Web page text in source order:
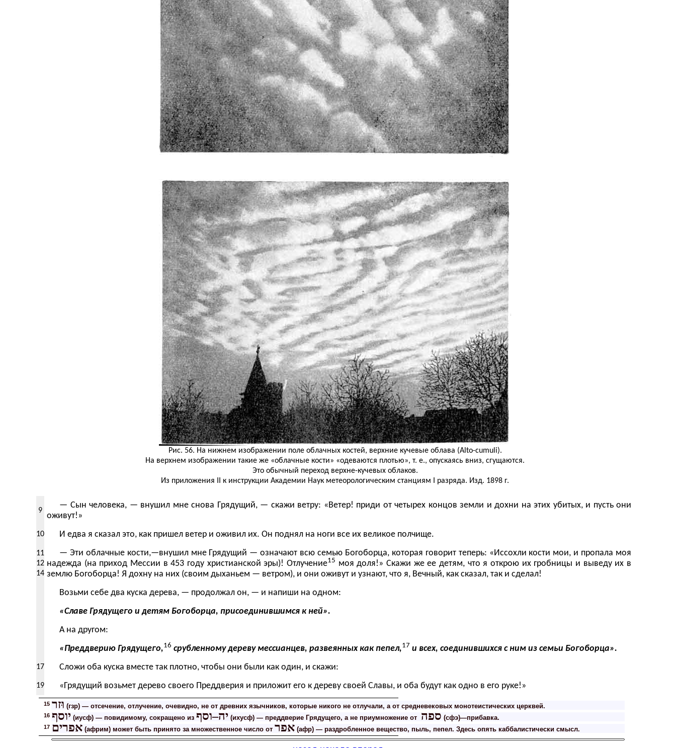
Рис. 56. На нижнем изображении поле облачных костей, верхние кучевые облава (Alto-cumuli).
На верхнем изображении такие же «облачные кости» «одеваются плотью», т. е., опускаясь вниз, сгущаются.
Это обычный переход верхне-кучевых облаков.
Из приложения II к инструкции Академии Наук метеорологическим станциям I разряда. Изд. 1898 г.
9
— Сын человека, — внушил мне снова Грядущий, — скажи ветру: «Ветер! приди от четырех концов земли и дохни на этих убитых, и пусть они
оживут!»
10 И едва я сказал это, как пришел ветер и оживил их. Он поднял на ноги все их великое полчище.
11
12
14
— Эти облачныекости,—внушил мне Грядущий — означают всю семью Богоборца, которая говорит теперь: «Иссохли кости мои, и пропала моя
надежда (на приход Мессии в 453 году христианской эры)! Отлучение15 моя доля!» Скажи же ее детям, что я открою их гробницы и выведу их в
землю Богоборца! Я дохну на них (своим дыханьем — ветром), и они оживут и узнают, что я, Вечный, как сказал, так и сделал!
Возьми себе два куска дерева, — продолжал он, — и напиши на одном:
«Славе Грядущего и детям Богоборца, присоединившимся к ней».
А на другом:
«Преддверию Грядущего,16 срубленному дереву мессианцев, развеянных как пепел,17 и всех, соединившихся с ним из семьи Богоборца».
17 Сложи оба куска вместе так плотно, чтобы они были как один, и скажи:
19 «Грядущий возьмет дерево своего Преддверия и приложит его к дереву своей Славы, и оба будут как одно в его руке!»
15 וּזר (гзр) — отсечение, отлучение, очевидно, не от древних язычников, которые никого не отлучали, а от средневековых монотеистических церквей.
16 יוסף (иусф) — повидимому, сокращено из יה–וסף (ихусф) — преддверие Грядущего, а не приумножение от ספה (сфэ)—прибавка.
17 אפרים (африм) может быть принято за множественное число от אפר (афр) — раздробленное вещество, пыль, пепел. Здесь опять каббалистически смысл.